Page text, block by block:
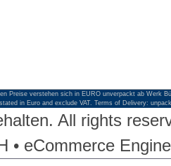
Preise verstehen sich in EURO unverpackt ab Werk
in Euro and exclude VAT. Terms of Delivery:
All rights
• eCommerce